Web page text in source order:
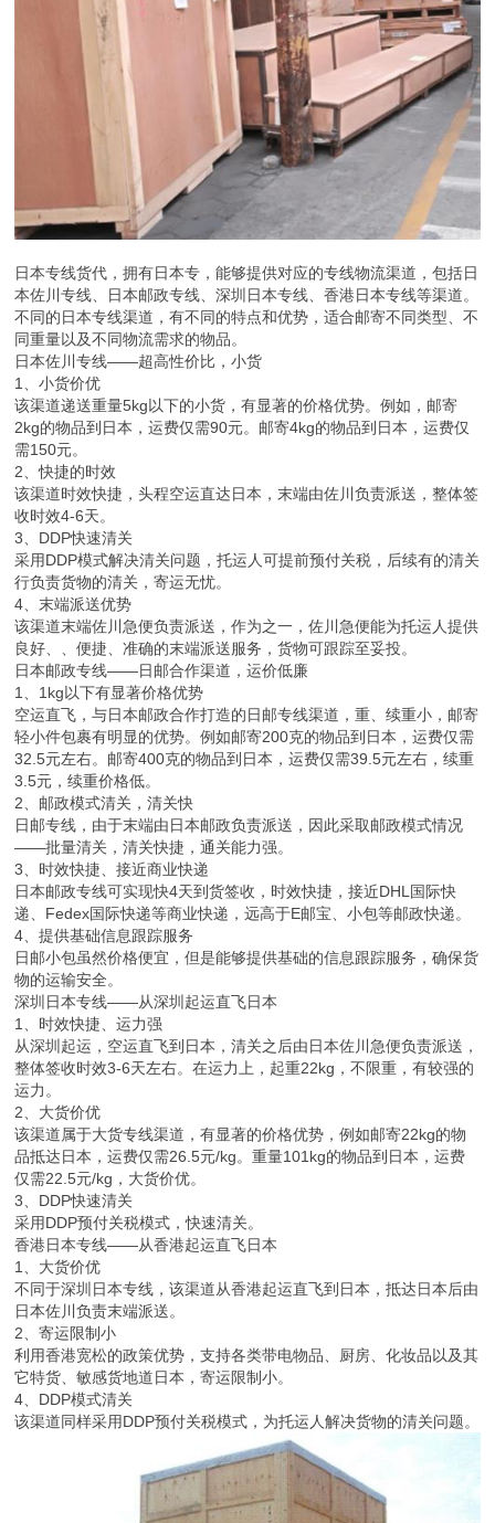
日本专线货代，拥有日本专，能够提供对应的专线物流渠道，包括日
本佐川专线、日本邮政专线、深圳日本专线、香港日本专线等渠道。
不同的日本专线渠道，有不同的特点和优势，适合邮寄不同类型、不
同重量以及不同物流需求的物品。
日本佐川专线——超高性价比，小货
1、小货价优
该渠道递送重量5kg以下的小货，有显著的价格优势。例如，邮寄
2kg的物品到日本，运费仅需90元。邮寄4kg的物品到日本，运费仅
需150元。
2、快捷的时效
该渠道时效快捷，头程空运直达日本，末端由佐川负责派送，整体签
收时效4-6天。
3、DDP快速清关
采用DDP模式解决清关问题，托运人可提前预付关税，后续有的清关
行负责货物的清关，寄运无忧。
4、末端派送优势
该渠道末端佐川急便负责派送，作为之一，佐川急便能为托运人提供
良好、、便捷、准确的末端派送服务，货物可跟踪至妥投。
日本邮政专线——日邮合作渠道，运价低廉
1、1kg以下有显著价格优势
空运直飞，与日本邮政合作打造的日邮专线渠道，重、续重小，邮寄
轻小件包裹有明显的优势。例如邮寄200克的物品到日本，运费仅需
32.5元左右。邮寄400克的物品到日本，运费仅需39.5元左右，续重
3.5元，续重价格低。
2、邮政模式清关，清关快
日邮专线，由于末端由日本邮政负责派送，因此采取邮政模式情况
——批量清关，清关快捷，通关能力强。
3、时效快捷、接近商业快递
日本邮政专线可实现快4天到货签收，时效快捷，接近DHL国际快
递、Fedex国际快递等商业快递，远高于E邮宝、小包等邮政快递。
4、提供基础信息跟踪服务
日邮小包虽然价格便宜，但是能够提供基础的信息跟踪服务，确保货
物的运输安全。
深圳日本专线——从深圳起运直飞日本
1、时效快捷、运力强
从深圳起运，空运直飞到日本，清关之后由日本佐川急便负责派送，
整体签收时效3-6天左右。在运力上，起重22kg，不限重，有较强的
运力。
2、大货价优
该渠道属于大货专线渠道，有显著的价格优势，例如邮寄22kg的物
品抵达日本，运费仅需26.5元/kg。重量101kg的物品到日本，运费
仅需22.5元/kg，大货价优。
3、DDP快速清关
采用DDP预付关税模式，快速清关。
香港日本专线——从香港起运直飞日本
1、大货价优
不同于深圳日本专线，该渠道从香港起运直飞到日本，抵达日本后由
日本佐川负责末端派送。
2、寄运限制小
利用香港宽松的政策优势，支持各类带电物品、厨房、化妆品以及其
它特货、敏感货地道日本，寄运限制小。
4、DDP模式清关
该渠道同样采用DDP预付关税模式，为托运人解决货物的清关问题。